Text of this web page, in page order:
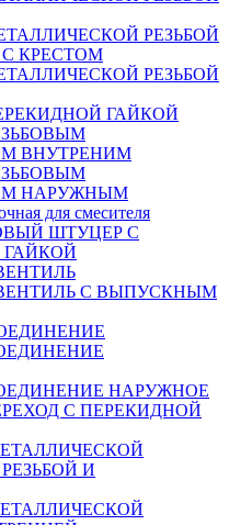
РЕЗЬБОЙ
КРЕСТОМ
РЕЗЬБОЙ
ГАЙКОЙ
ВНУТРЕНИМ
НАРУЖНЫМ
для смесителя
ШТУЦЕР С
С ВЫПУСКНЫМ
НАРУЖНОЕ
С ПЕРЕКИДНОЙ
И